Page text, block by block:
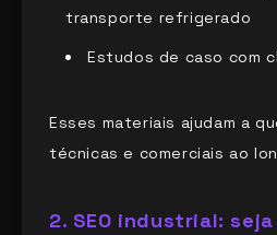
transporte refrigerado
Estudos de caso com
Esses materiais ajudam a
técnicas e comerciais ao
2. SEO industrial: